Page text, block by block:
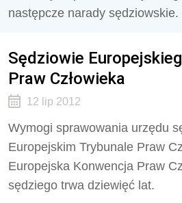
następcze narady sędziowskie.
Sędziowie
Praw Człowieka
12 lip 2012
Wymogi sprawowania urzędu
Europejskim Trybunale Praw
Europejska Konwencja Praw
sędziego trwa dziewięć lat.